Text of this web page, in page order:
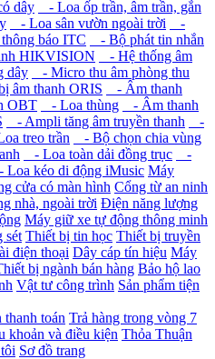
dây
- Loa ốp trần, âm trần, gắn
- Loa sân vườn ngoài trời
-
báo ITC
- Bộ phát tin nhắn
HIKVISION
- Hệ thống âm
dây
- Micro thu âm phòng thu
âm thanh ORIS
- Âm thanh
OBT - Loa thùng
- Âm thanh
- Ampli tăng âm truyền thanh
-
treo trần
- Bộ chọn chia vùng
- Loa toàn dải đồng trục
-
Loa kéo di động iMusic Máy
cửa có màn hình Cổng từ an ninh
nhà, ngoài trời Điện năng lượng
Máy giữ xe tự động thông minh
sét Thiết bị tin học Thiết bị truyền
điện thoại Dây cáp tín hiệu Máy
bị ngành bán hàng Bảo hộ lao
Vật tư công trình Sản phẩm tiện
toán Trả hàng trong vòng 7
khoản và điều kiện Thỏa Thuận
Sơ đồ trang